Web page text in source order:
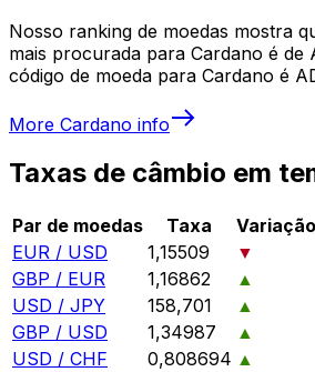
Nosso ranking de moedas mostra
mais procurada para Cardano é de
código de moeda para Cardano é
More Cardano info
Taxas de câmbio em
Par de moedas Taxa
Variação
EUR / USD
1,15509
▼
GBP / EUR
1,16862
▲
USD / JPY
158,701
▲
GBP / USD
1,34987
▲
USD / CHF
0,808694 ▲